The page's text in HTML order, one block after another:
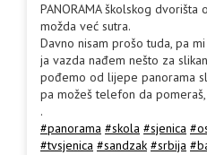
PANORAMA školskog dvorišta
možda već sutra.
Davno nisam prošo tuda, pa
ja vazda nađem nešto za
pođemo od lijepe panorama
pa možeš telefon da
.
#panorama #skola #sjenica
#tvsjenica #sandzak #srbija